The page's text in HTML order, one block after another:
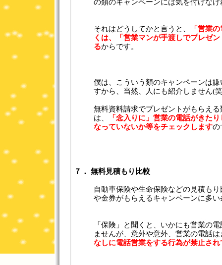
の類のキャンペーンには気を付けな
それはどうしてかと言うと、
「営業
くは、「営業マンが手渡しでプレゼ
るからです。
僕は、こういう類のキャンペーンは
すから、当然、人にも紹介しません(
無料資料請求でプレゼントがもらえ
は、
「念入りに」営業の電話がきた
なっていないか等をチェックしますの
７． 無料見積もり比較
自動車保険や生命保険などの見積も
や金券がもらえるキャンペーンに多い
「保険」と聞くと、いかにも営業の
ませんが、意外や意外、営業の電話
なしに電話営業をする行為が禁止され